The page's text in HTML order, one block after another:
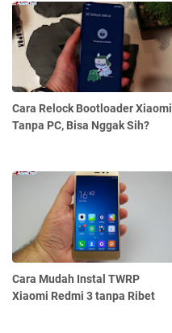
Cara Relock Bootloader Xiaomi
Tanpa PC, Bisa Nggak Sih?
Cara Mudah Instal TWRP
Xiaomi Redmi 3 tanpa Ribet